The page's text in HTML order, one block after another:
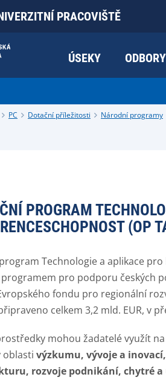
PRACOVIŠTĚ
ÚSEKY ODBORY
PC Dotační příležitosti Národní programy
PROGRAM
(OP
Technologie a aplikace
pro podporu českých
fondu pro regionální
celkem 3,2 mld. EUR, v
mohou žadatelé využít
oblasti výzkumu, vývoje a
rozvoje podnikání, chytré